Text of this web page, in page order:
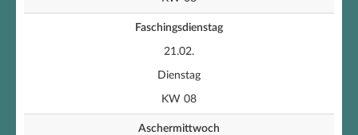
Faschingsdienstag
21.02.
Dienstag
KW 08
Aschermittwoch